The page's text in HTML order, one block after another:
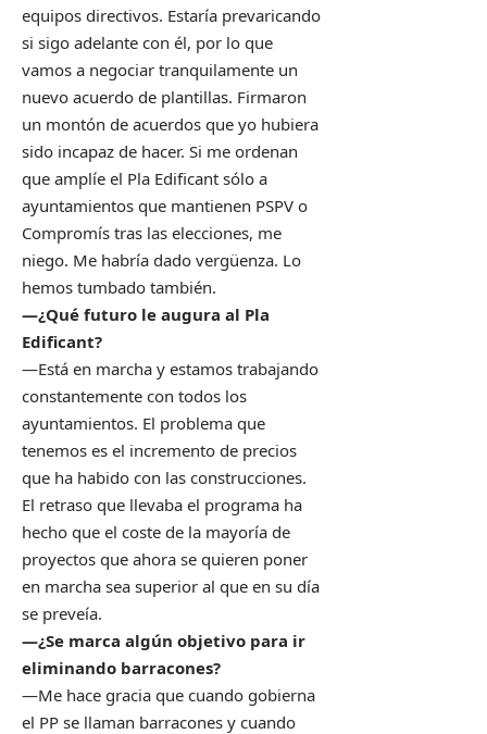
equipos directivos. Estaría prevaricando
si sigo adelante con él, por lo que
vamos a negociar tranquilamente un
nuevo acuerdo de plantillas. Firmaron
un montón de acuerdos que yo hubiera
sido incapaz de hacer. Si me ordenan
que amplíe el Pla Edificant sólo a
ayuntamientos que mantienen PSPV o
Compromís tras las elecciones, me
niego. Me habría dado vergüenza. Lo
hemos tumbado también.
—¿Qué futuro le augura al Pla
Edificant?
—Está en marcha y estamos trabajando
constantemente con todos los
ayuntamientos. El problema que
tenemos es el incremento de precios
que ha habido con las construcciones.
El retraso que llevaba el programa ha
hecho que el coste de la mayoría de
proyectos que ahora se quieren poner
en marcha sea superior al que en su día
se preveía.
—¿Se marca algún objetivo para ir
eliminando barracones?
—Me hace gracia que cuando gobierna
el PP se llaman barracones y cuando